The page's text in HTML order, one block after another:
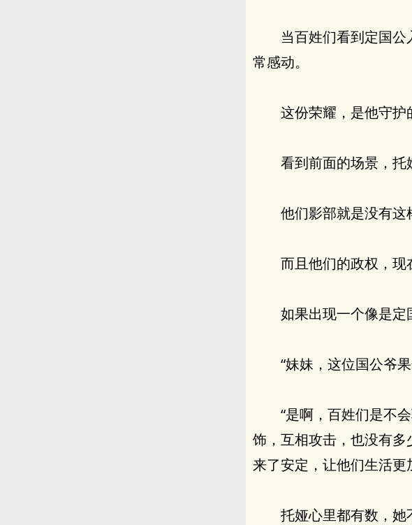
当百姓们看到定国
常感动。
这份荣耀，是他守护
看到前面的场景，托
他们影部就是没有这
而且他们的政权，现
如果出现一个像是定
“妹妹，这位国公爷
“是啊，百姓们是不
饰，互相攻击，也没有
来了安定，让他们生活
托娅心里都有数，